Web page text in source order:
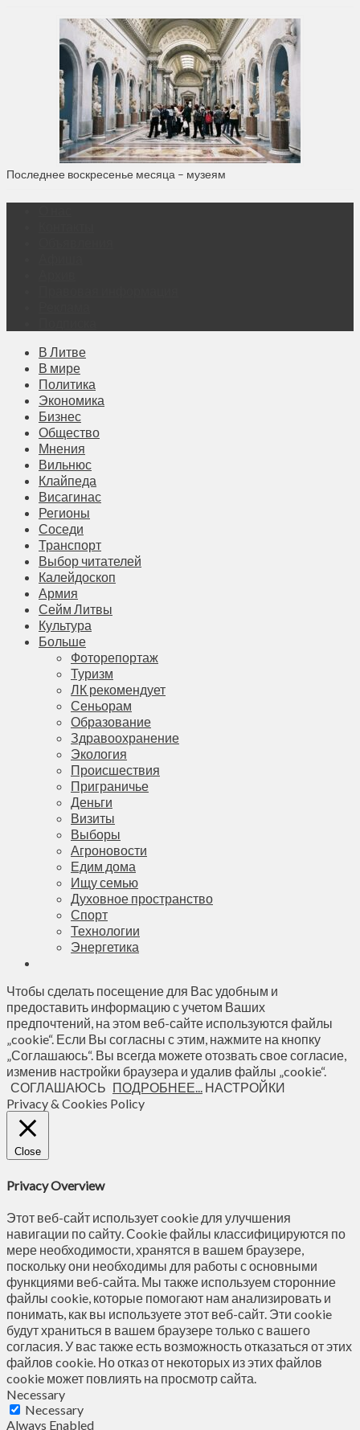
Последнее воскресенье месяца – музеям
В Литве
В мире
Политика
Экономика
Бизнес
Общество
Мнения
Вильнюс
Клайпеда
Висагинас
Регионы
Соседи
Транспорт
Выбор читателей
Калейдоскоп
Армия
Сейм Литвы
Культура
Больше
Фоторепортаж
Туризм
ЛК рекомендует
Сеньорам
Образование
Здравоохранение
Экология
Происшествия
Приграничье
Деньги
Визиты
Выборы
Агроновости
Едим дома
Ищу семью
Духовное пространство
Спорт
Технологии
Энергетика
Чтобы сделать посещение для Вас удобным и
предоставить информацию с учетом Ваших
предпочтений, на этом веб-сайте используются файлы
„cookie“. Если Вы согласны с этим, нажмите на кнопку
„Соглашаюсь“. Вы всегда можете отозвать свое согласие,
изменив настройки браузера и удалив файлы „cookie“.
СОГЛАШАЮСЬ ПОДРОБНЕЕ... НАСТРОЙКИ
Privacy & Cookies Policy
Close
Privacy Overview
Этот веб-сайт использует cookie для улучшения
навигации по сайту. Сookie файлы классифицируются по
мере необходимости, хранятся в вашем браузере,
поскольку они необходимы для работы с основными
функциями веб-сайта. Мы также используем сторонние
файлы cookie, которые помогают нам анализировать и
понимать, как вы используете этот веб-сайт. Эти cookie
будут храниться в вашем браузере только с вашего
согласия. У вас также есть возможность отказаться от этих
файлов cookie. Но отказ от некоторых из этих файлов
cookie может повлиять на просмотр сайта.
Necessary
Necessary
Always Enabled